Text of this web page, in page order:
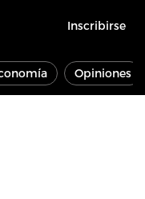
Inscribirse
Opiniones